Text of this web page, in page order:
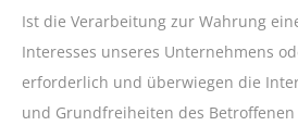
Ist die Verarbeitung zur Wahrung
Interesses unseres Unternehmens
erforderlich und überwiegen die
und Grundfreiheiten des